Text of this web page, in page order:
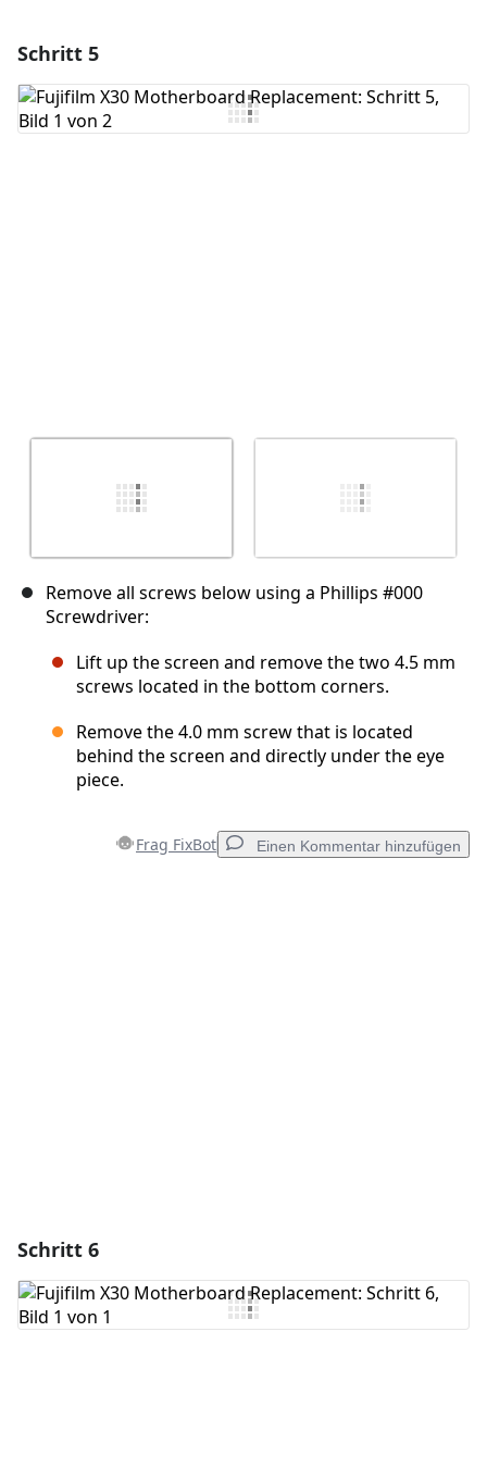
Kommentar hinzufügen
Schritt 5
Remove all screws below using a Phillips #000
Screwdriver:
Lift up the screen and remove the two 4.5 mm
screws located in the bottom corners.
Remove the 4.0 mm screw that is located
behind the screen and directly under the eye
piece.
Frag FixBot Einen Kommentar hinzufügen
Schritt 6